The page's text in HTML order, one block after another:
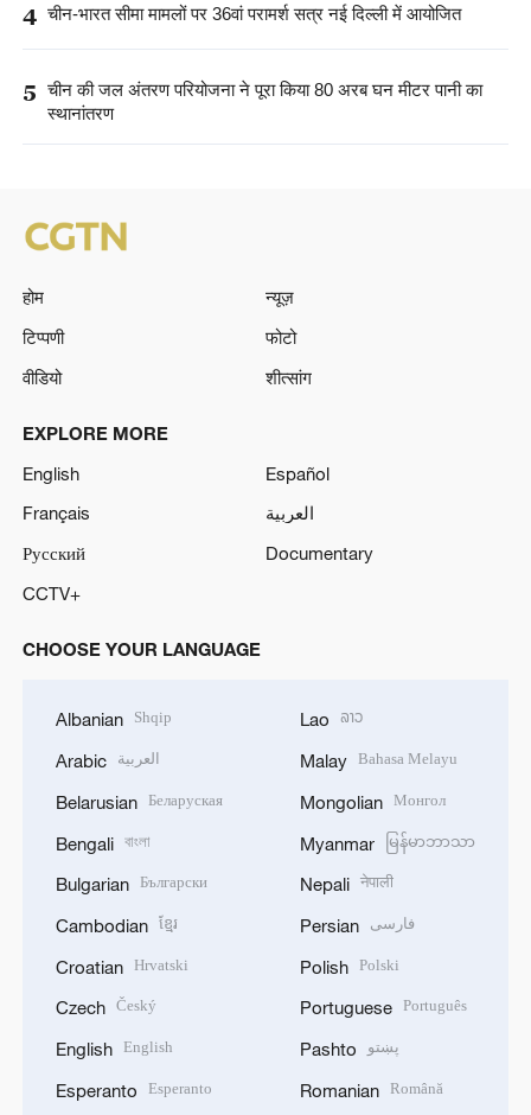
4 चीन-भारत सीमा मामलों पर 36वां परामर्श सत्र नई दिल्ली में आयोजित
5 चीन की जल अंतरण परियोजना ने पूरा किया 80 अरब घन मीटर पानी का
स्थानांतरण
होम
न्यूज़
टिप्पणी
फोटो
वीडियो
शीत्सांग
EXPLORE MORE
English
Español
Français
العربية
Русский
Documentary
CCTV+
CHOOSE YOUR LANGUAGE
Albanian Shqip
Arabic العربية
Belarusian Беларуская
Bengali বাংলা
Bulgarian Български
Cambodian ខ្មែរ
Croatian Hrvatski
Czech Český
English English
Esperanto Esperanto
Lao ລາວ
Malay Bahasa Melayu
Mongolian Монгол
Myanmar မြန်မာဘာသာ
Nepali नेपाली
Persian فارسی
Polish Polski
Portuguese Português
Pashto پښتو
Romanian Română